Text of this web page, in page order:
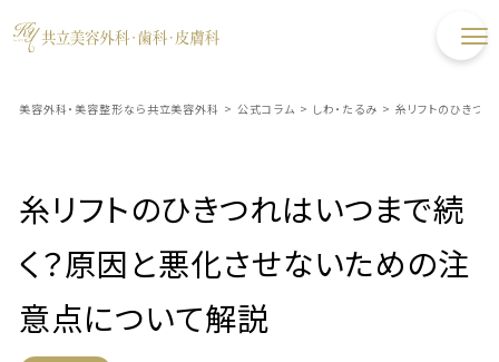
美容外科・美容整形なら共立美容外科 > 公式コラム > しわ・たるみ > 糸リフトのひきつ
糸リフトのひきつれはいつまで続
く？原因と悪化させないための注
意点について解説